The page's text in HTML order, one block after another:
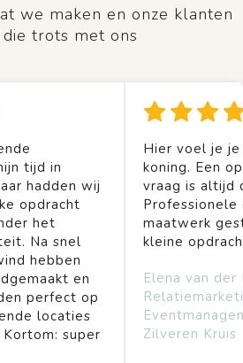
we maken en onze klanten
trots met ons
tijd in
hadden wij
opdracht
het
Na snel
hebben
en
perfect op
locaties
super
Hier voel je
koning. Een
vraag is altijd
Professionele
maatwerk
kleine
Elena van der
Zilveren Kruis